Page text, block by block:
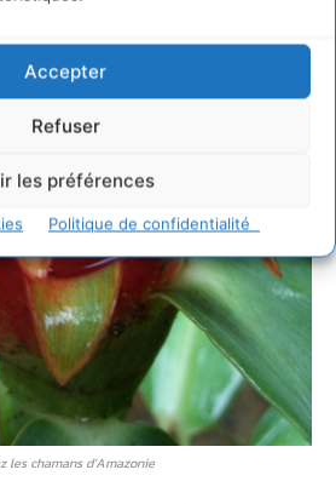
Accepter
Refuser
les préférences
Politique de confidentialité
les chamans d’Amazonie